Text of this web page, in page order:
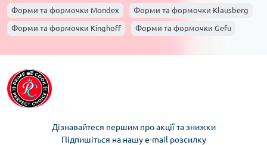
Форми та формочки Mondex Форми та формочки Klausberg
Форми та формочки Kinghoff Форми та формочки Gefu
Форми та формочки Berlinger haus
Форми та формочки Ballarini
Дізнавайтеся першим про акції та знижки
Підпишіться на нашу e-mail розсилку